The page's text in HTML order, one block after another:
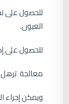
للحصول على
العيون.
للحصول على
معالجة
ويمكن إجراء